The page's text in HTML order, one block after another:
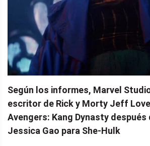
Según los informes, Marvel
escritor de Rick y Morty Jeff
Avengers: Kang Dynasty después
Jessica Gao para She-Hulk